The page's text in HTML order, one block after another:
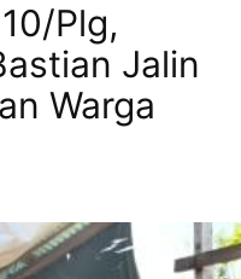
Plg,
Jalin
Warga